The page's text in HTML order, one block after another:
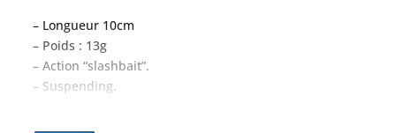
– Longueur 10cm
– Poids : 13g
– Action “slashbait”.
– Suspending.